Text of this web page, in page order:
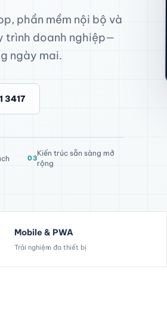
phần mềm nội bộ và
trình doanh nghiệp—
ngày mai.
3417
03
Kiến trúc sẵn sàng mở
rộng
Mobile & PWA
Trải nghiệm đa thiết bị